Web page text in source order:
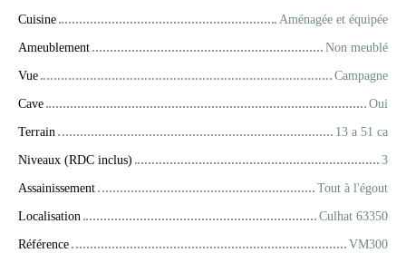
Cuisine
Aménagée et équipée
Ameublement
Non meublé
Vue
Campagne
Cave
Oui
Terrain
13 a 51 ca
Niveaux (RDC inclus)
3
Assainissement
Tout à l'égout
Localisation
Culhat 63350
Référence
VM300